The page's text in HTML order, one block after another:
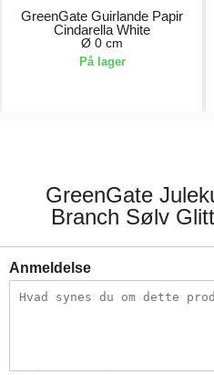
GreenGate Guirlande Papir
Cindarella White
Ø 0 cm
På lager
GreenGate
Branch Sølv
Anmeldelse